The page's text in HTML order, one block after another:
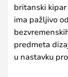
britanski
ima pažljivo
predmeta
u nastavku